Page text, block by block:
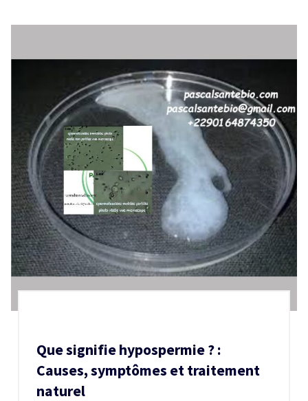
Que signifie hypospermie ? :
Causes, symptômes et traitement
naturel